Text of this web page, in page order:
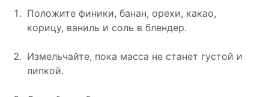
Положите финики, банан, орехи, какао,
корицу, ваниль и соль в блендер.
Измельчайте, пока масса не станет густой и
липкой.